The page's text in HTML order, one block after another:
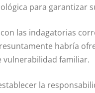
para garantizar
las indagatorias
habría
vulnerabilidad familiar.
la